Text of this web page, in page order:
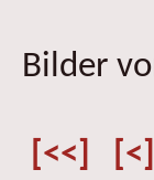
Bilder
[<<] [<]